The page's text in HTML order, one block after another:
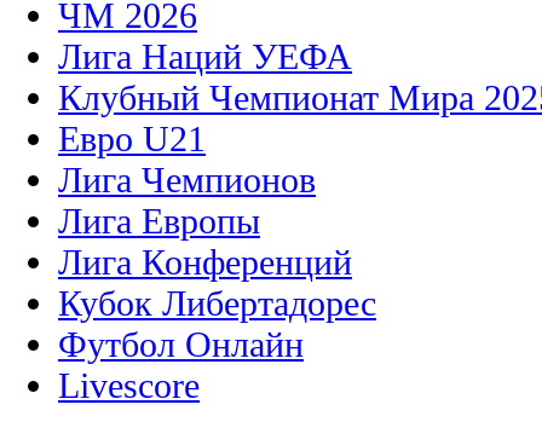
ЧМ 2026
Лига Наций УЕФА
Клубный Чемпионат Мира
Евро U21
Лига Чемпионов
Лига Европы
Лига Конференций
Кубок Либертадорес
Футбол Онлайн
Livescore